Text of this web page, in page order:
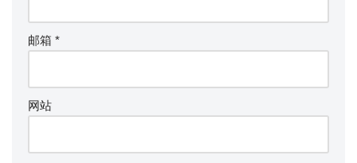
邮箱 *
网站